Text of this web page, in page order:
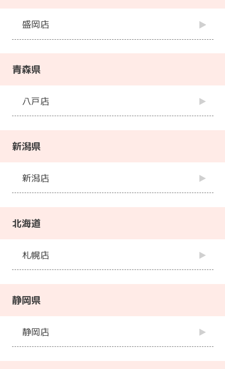
盛岡店
青森県
八戸店
新潟県
新潟店
北海道
札幌店
静岡県
静岡店